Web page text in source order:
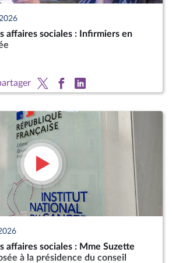
affaires sociales : Infirmiers en
affaires sociales : Mme Suzette
à la présidence du conseil